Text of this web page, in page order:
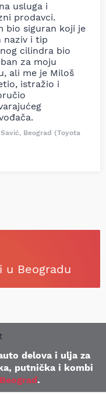
usluga i
prodavci.
bio siguran koji je
naziv i tip
cilindra bio
za moju
ali me je Miloš
istražio i
Beograd (Toyota
u Beogradu
delova i ulja za
putnička i kombi
.